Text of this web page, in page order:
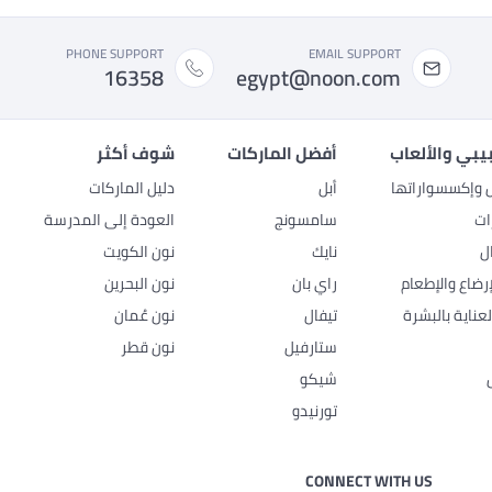
EMAIL SUPPORT
egypt@noon.com
PHONE SUPPORT
16358
والألعاب
وإكسسواراتها
والإطعام
بالبشرة
أفضل الماركات
أبل
سامسونج
نايك
راي بان
تيفال
ستارفيل
شيكو
تورنيدو
شوف أكثر
دليل الماركات
العودة إلى المدرسة
نون الكويت
نون البحرين
نون عُمان
نون قطر
CONNECT WITH US